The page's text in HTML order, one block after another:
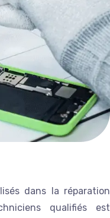
dans la réparation
qualifiés est